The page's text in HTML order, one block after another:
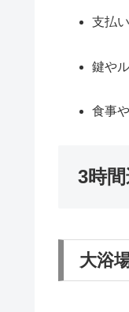
支払
鍵や
食事
3時
大浴